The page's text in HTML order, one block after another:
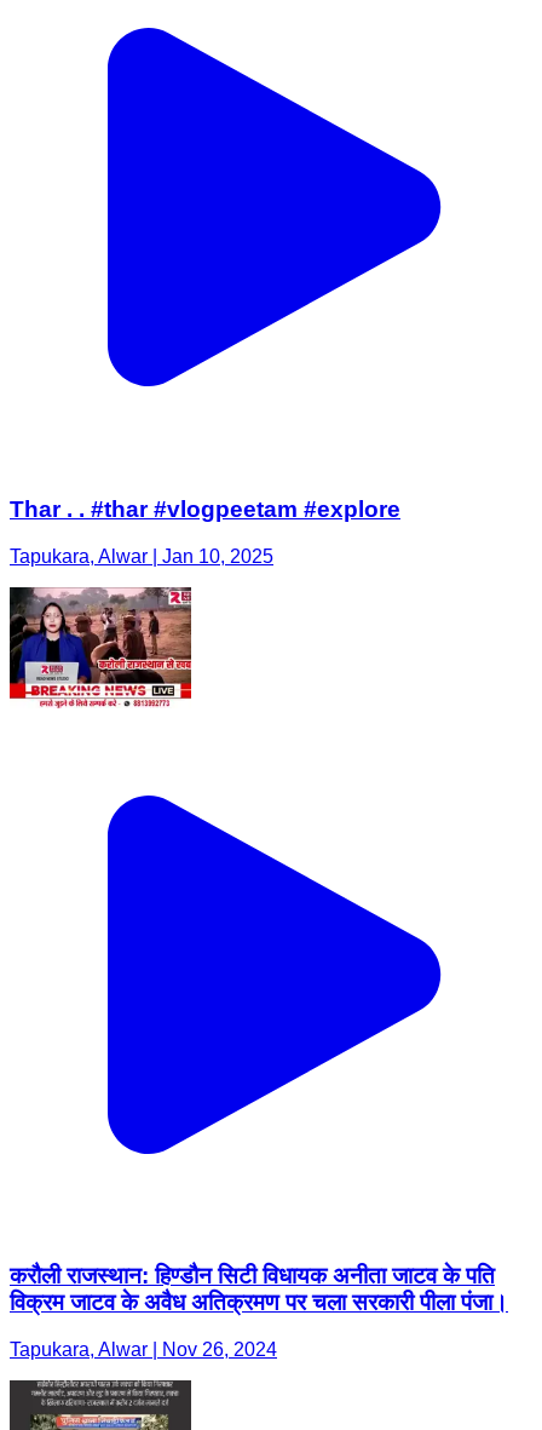
Thar . . #thar #vlogpeetam #explore
Tapukara, Alwar | Jan 10, 2025
करौली राजस्थान: हिण्डौन सिटी विधायक अनीता जाटव के पति
विक्रम जाटव के अवैध अतिक्रमण पर चला सरकारी पीला पंजा।
Tapukara, Alwar | Nov 26, 2024